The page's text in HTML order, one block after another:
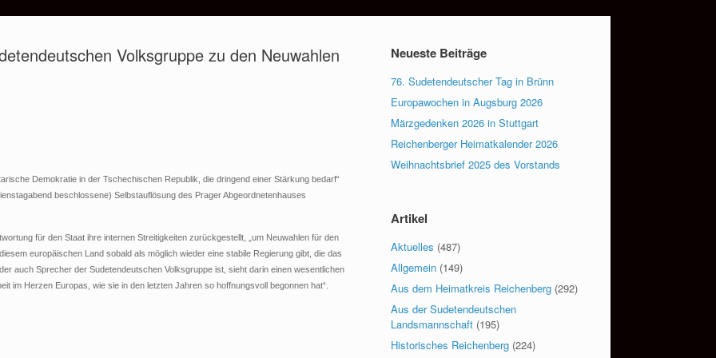
Volksgruppe zu den Neuwahlen
Demokratie in der Tschechischen Republik, die dringend einer Stärkung bedarf“
beschlossene) Selbstauflösung des Prager Abgeordnetenhauses
für den Staat ihre internen Streitigkeiten zurückgestellt, „um Neuwahlen für den
europäischen Land sobald als möglich wieder eine stabile Regierung gibt, die das
auch Sprecher der Sudetendeutschen Volksgruppe ist, sieht darin einen wesentlichen
im Herzen Europas, wie sie in den letzten Jahren so hoffnungsvoll begonnen hat“.
Neueste Beiträge
76. Sudetendeutscher Tag in Brünn
Europawochen in Augsburg 2026
Märzgedenken 2026 in Stuttgart
Reichenberger Heimatkalender 2026
Weihnachtsbrief 2025 des Vorstands
Artikel
Aktuelles (487)
Allgemein (149)
Aus dem Heimatkreis Reichenberg (292)
Aus der Sudetendeutschen
Landsmannschaft (195)
Historisches Reichenberg (224)